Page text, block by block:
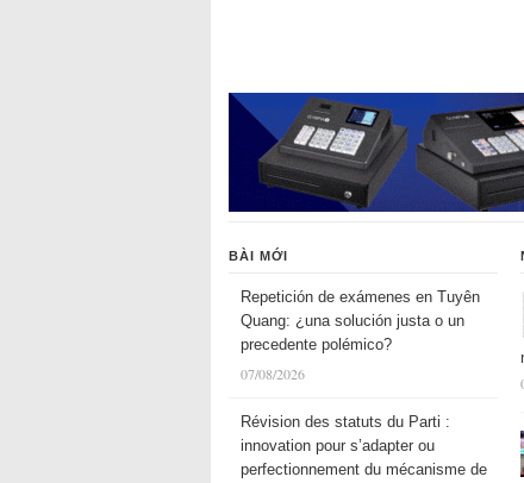
BÀI MỚI
Repetición de exámenes en Tuyên
Quang: ¿una solución justa o un
precedente polémico?
07/08/2026
Révision des statuts du Parti :
innovation pour s’adapter ou
perfectionnement du mécanisme de